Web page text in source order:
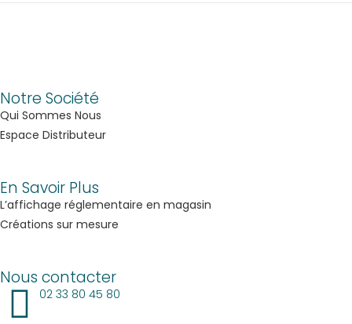
Notre Société
Qui Sommes Nous
Espace Distributeur
En Savoir Plus
L’affichage réglementaire en magasin
Créations sur mesure
Nous contacter
02 33 80 45 80